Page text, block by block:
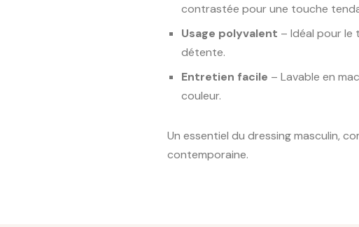
contrastée pour une touche
Usage polyvalent – Idéal pour le
détente.
Entretien facile – Lavable en
couleur.
Un essentiel du dressing masculin,
contemporaine.